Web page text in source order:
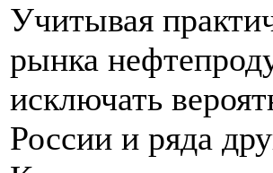
Учитывая
рынка
исключать
России и ряда